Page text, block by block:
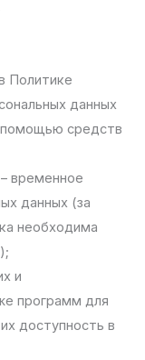
Политике
данных
помощью средств
временное
данных (за
необходима
и
программ для
доступность в